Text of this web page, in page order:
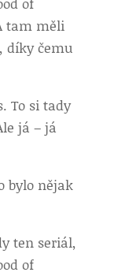
tam měli
díky čemu
To si tady
já – já
bylo nějak
ten seriál,
of